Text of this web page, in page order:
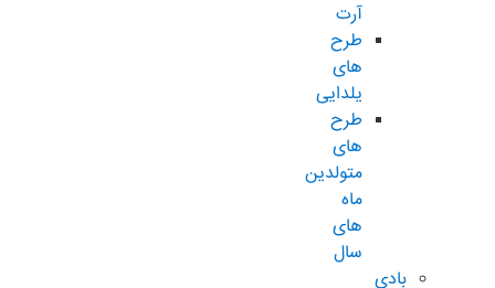
آرت
طرح
های
یلدایی
طرح
های
متولدین
ماه
های
سال
بادی